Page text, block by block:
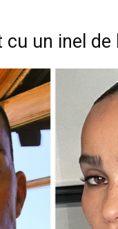
un inel de